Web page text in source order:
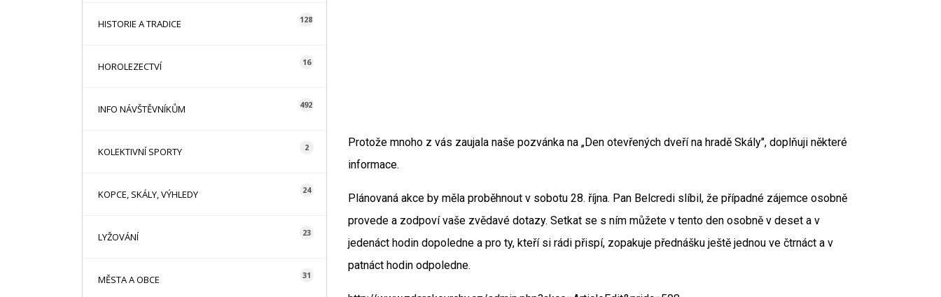
HISTORIE A TRADICE 128
HOROLEZECTVÍ 16
INFO NÁVŠTĚVNÍKŮM 492
KOLEKTIVNÍ SPORTY 2
KOPCE, SKÁLY, VÝHLEDY 24
LYŽOVÁNÍ 23
MĚSTA A OBCE 31
Protože mnoho z vás zaujala naše pozvánka na „Den otevřených dveří na hradě Skály", doplňuji některé
informace.
Plánovaná akce by měla proběhnout v sobotu 28. října. Pan Belcredi slíbil, že případné zájemce osobně
provede a zodpoví vaše zvědavé dotazy. Setkat se s ním můžete v tento den osobně v deset a v
jedenáct hodin dopoledne a pro ty, kteří si rádi přispí, zopakuje přednášku ještě jednou ve čtrnáct a v
patnáct hodin odpoledne.